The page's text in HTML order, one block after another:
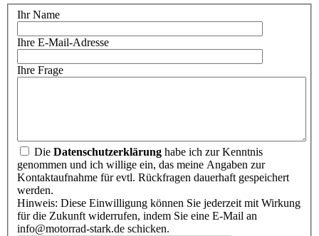
Ihr Name
Ihre E-Mail-Adresse
Ihre Frage
Die Datenschutzerklärung habe ich zur Kenntnis
genommen und ich willige ein, das meine Angaben zur
Kontaktaufnahme für evtl. Rückfragen dauerhaft gespeichert
werden.
Hinweis: Diese Einwilligung können Sie jederzeit mit Wirkung
für die Zukunft widerrufen, indem Sie eine E-Mail an
info@motorrad-stark.de schicken.